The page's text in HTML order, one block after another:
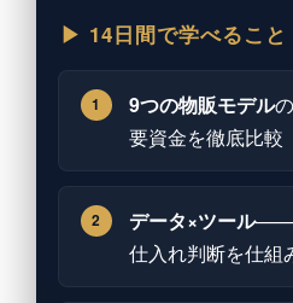
▶ 14日間で学べること
1 9つの物販モデル
要資金を徹底比較
2 データ×ツール——
仕入れ判断を仕組